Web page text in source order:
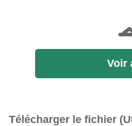
Voir
Télécharger le fichier